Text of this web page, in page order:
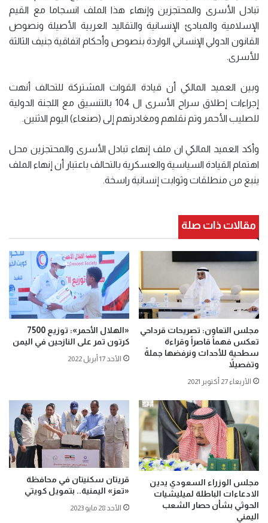
تبادل الأسرى والمحتجزين وإنهاء هذا الملف انسجاما مع القيم
الإسلامية والمبادئ الإنسانية والتقاليد العربية الأصيلة ونصوص
القانون الدولي الإنساني الواردة بنصوص وأحكام اتفاقية جنيف الثالثة
للأسرى.
وبين العميد المالكي أن قيادة القوات المشتركة للتحالف أنهت
إجراءات إطلاق سراح الأسرى ال 104 بالتنسيق مع اللجنة الدولية
للصليب الأحمر وتم نقلهم ومغادرتهم إلى (صنعاء) اليوم الاثنين.
وأكد العميد المالكي ان ملف إنهاء تبادل الأسرى والمحتجزين محل
اهتمام القيادة السياسية والعسكرية بالتحالف باعتبار أن إنهاء الملف
ينبع من منطلقات وثوابت إنسانية راسخة.
مقالات ذات صلة
مجلس التعاون: تصريحات قرداحي
تعكس فهماً قاصراً وقراءة
سطحية للأحداث ونرفضها جملةً
وتفصيلاً
الأربعاء 27 أكتوبر 2021
«الهلال الأحمر»: توزيع 7500
كرتون تمر على النازحين في اليمن
الأحد 17 أبريل 2022
مجلس الوزراء السعودي يدين
الادعاءات الباطلة لميليشيات
الحوثي بشأن حصار الشعب
اليمني
قريتان سكنيتان في محافظة
«تعز» اليمنية.. بتمويل كويتي
الأحد 28 مايو 2023